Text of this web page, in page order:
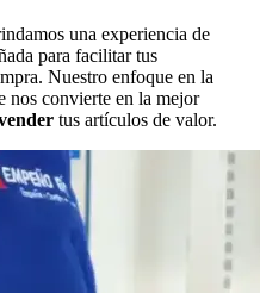
una experiencia de
para facilitar tus
Nuestro enfoque en la
nos convierte en la mejor
tus artículos de valor.